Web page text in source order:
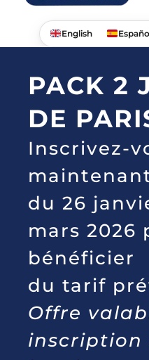
English
PACK 2
DE
Inscrivez-
du 26
mars 2026
bénéficier
du tarif
Offre
inscription